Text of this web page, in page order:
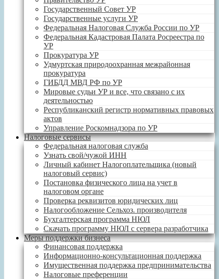
Государственный Совет УР
Государственные услуги УР
Федеральная Налоговая Служба России по УР
Федеральная Кадастровая Палата Росреестра по
УР
Прокуратура УР
Удмуртская природоохранная межрайонная
прокуратура
ГИБДД МВД РФ по УР
Мировые судьи УР и все, что связано с их
деятельностью
Республиканский регистр нормативных правовых
актов
Управление Роскомнадзора по УР
Налоговые сервисы
Федеральная налоговая служба
Узнать свой/чужой ИНН
Личный кабинет Налогоплательщика (новый
налоговый сервис)
Постановка физического лица на учет в
налоговом органе
Проверка реквизитов юридических лиц
Налогообложение Сельхоз. производителя
Бухгалтерская программа НЮЛ
Скачать программу НЮЛ с сервера разработчика
Меры поддержки бизнеса
Финансовая поддержка
Информационно-консультационная поддержка
Имущественная поддержка предпринимательства
Налоговые преференции